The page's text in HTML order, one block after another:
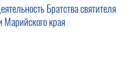
Братства святителя
Марийского края